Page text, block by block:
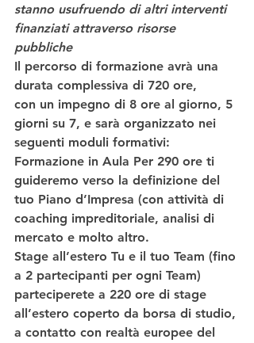
stanno usufruendo di altri interventi
finanziati attraverso risorse
pubbliche
Il percorso di formazione avrà una
durata complessiva di 720 ore,
con un impegno di 8 ore al giorno, 5
giorni su 7, e sarà organizzato nei
seguenti moduli formativi:
Formazione in Aula Per 290 ore ti
guideremo verso la definizione del
tuo Piano d’Impresa (con attività di
coaching impreditoriale, analisi di
mercato e molto altro.
Stage all’estero Tu e il tuo Team (fino
a 2 partecipanti per ogni Team)
parteciperete a 220 ore di stage
all’estero coperto da borsa di studio,
a contatto con realtà europee del